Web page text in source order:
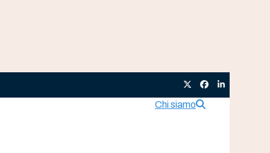
TwitterFacebook
LinkedIn
Chi siamo